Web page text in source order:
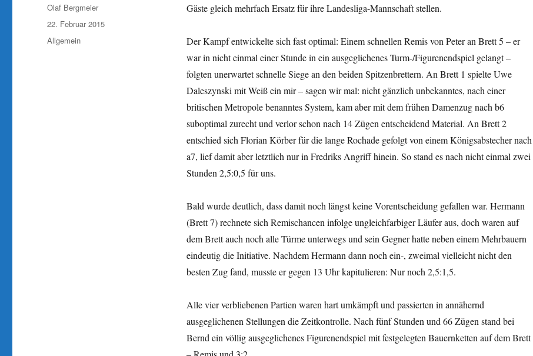
Gäste gleich mehrfach Ersatz für ihre Landesliga-Mannschaft stellen.
Der Kampf entwickelte sich fast optimal: Einem schnellen Remis von Peter an Brett 5 – er
war in nicht einmal einer Stunde in ein ausgeglichenes Turm-/Figurenendspiel gelangt –
folgten unerwartet schnelle Siege an den beiden Spitzenbrettern. An Brett 1 spielte Uwe
Daleszynski mit Weiß ein mir – sagen wir mal: nicht gänzlich unbekanntes, nach einer
britischen Metropole benanntes System, kam aber mit dem frühen Damenzug nach b6
suboptimal zurecht und verlor schon nach 14 Zügen entscheidend Material. An Brett 2
entschied sich Florian Körber für die lange Rochade gefolgt von einem Königsabstecher nach
a7, lief damit aber letztlich nur in Fredriks Angriff hinein. So stand es nach nicht einmal zwei
Stunden 2,5:0,5 für uns.
Bald wurde deutlich, dass damit noch längst keine Vorentscheidung gefallen war. Hermann
(Brett 7) rechnete sich Remischancen infolge ungleichfarbiger Läufer aus, doch waren auf
dem Brett auch noch alle Türme unterwegs und sein Gegner hatte neben einem Mehrbauern
eindeutig die Initiative. Nachdem Hermann dann noch ein-, zweimal vielleicht nicht den
besten Zug fand, musste er gegen 13 Uhr kapitulieren: Nur noch 2,5:1,5.
Alle vier verbliebenen Partien waren hart umkämpft und passierten in annähernd
ausgeglichenen Stellungen die Zeitkontrolle. Nach fünf Stunden und 66 Zügen stand bei
Bernd ein völlig ausgeglichenes Figurenendspiel mit festgelegten Bauernketten auf dem Brett
Autor
Olaf Bergmeier
Veröffentlicht
am
22. Februar 2015
Kategorien
Allgemein